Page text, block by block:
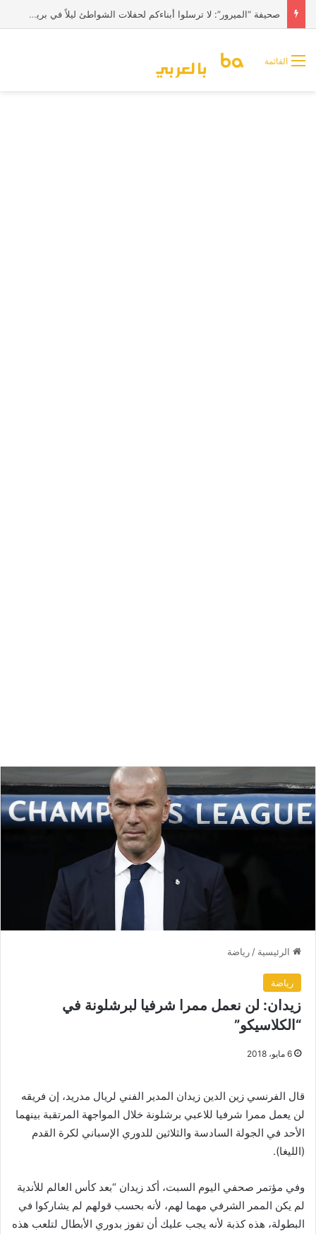
صحيفة “الميرور”: لا ترسلوا أبناءكم لحفلات الشواطئ ليلاً في بريطانيا
القائمة
الرئيسية / رياضة
رياضة
زيدان: لن نعمل ممرا شرفيا لبرشلونة في
“الكلاسيكو”
6 مايو، 2018
قال الفرنسي زين الدين زيدان المدير الفني لريال مدريد، إن فريقه
لن يعمل ممرا شرفيا للاعبي برشلونة خلال المواجهة المرتقبة بينهما
الأحد في الجولة السادسة والثلاثين للدوري الإسباني لكرة القدم
(الليغا).
وفي مؤتمر صحفي اليوم السبت، أكد زيدان “بعد كأس العالم للأندية
لم يكن الممر الشرفي مهما لهم، لأنه بحسب قولهم لم يشاركوا في
البطولة، هذه كذبة لأنه يجب عليك أن تفوز بدوري الأبطال لتلعب هذه